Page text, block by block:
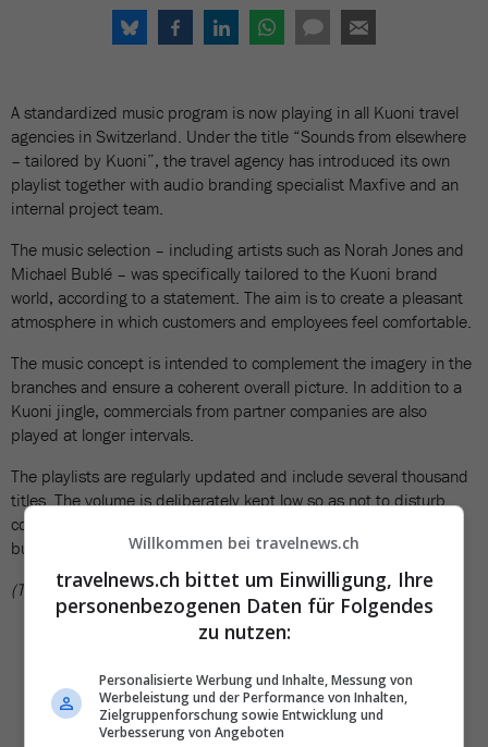
A standardized music program is now playing in all Kuoni travel
agencies in Switzerland. Under the title “Sounds from elsewhere
– tailored by Kuoni”, the travel agency has introduced its own
playlist together with audio branding specialist Maxfive and an
internal project team.
The music selection – including artists such as Norah Jones and
Michael Bublé – was specifically tailored to the Kuoni brand
world, according to a statement. The aim is to create a pleasant
atmosphere in which customers and employees feel comfortable.
The music concept is intended to complement the imagery in the
branches and ensure a coherent overall picture. In addition to a
Kuoni jingle, commercials from partner companies are also
played at longer intervals.
The playlists are regularly updated and include several thousand
titles. The volume is deliberately kept low so as not to disturb
consultations. The music is not intended as background noise,
but as part of the branch experience.
(TN)
Willkommen bei travelnews.ch
travelnews.ch bittet um Einwilligung, Ihre
personenbezogenen Daten für Folgendes
zu nutzen:
Personalisierte Werbung und Inhalte, Messung von
Werbeleistung und der Performance von Inhalten,
Zielgruppenforschung sowie Entwicklung und
Verbesserung von Angeboten